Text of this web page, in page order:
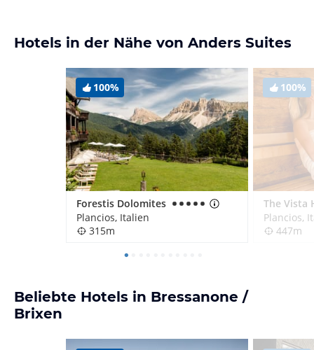
Hotels in der Nähe von Anders Suites
100%
Forestis Dolomites
Plancios, Italien
315m
100%
The Vista
Plancios,
447m
Beliebte Hotels in Bressanone /
Brixen